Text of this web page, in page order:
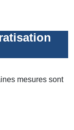
mesures sont